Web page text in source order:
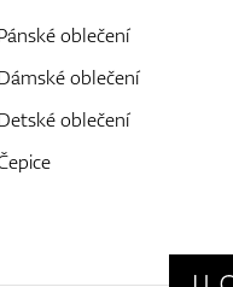
oblečení
oblečení
oblečení